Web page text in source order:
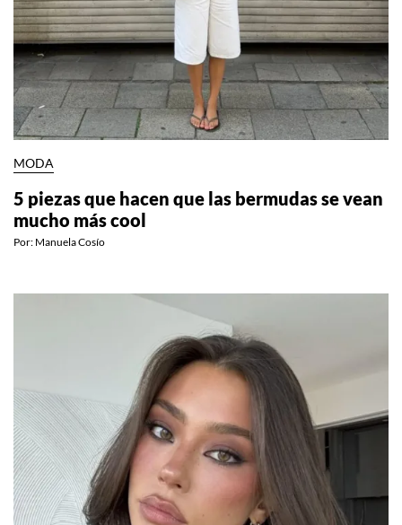
MODA
5 piezas que hacen que las bermudas se vean
mucho más cool
Por: Manuela Cosío